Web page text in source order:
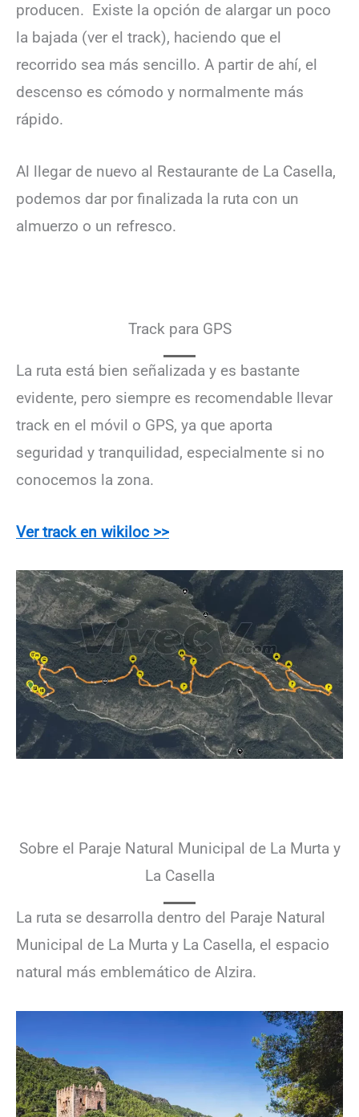
producen. Existe la opción de alargar un poco
la bajada (ver el track), haciendo que el
recorrido sea más sencillo. A partir de ahí, el
descenso es cómodo y normalmente más
rápido.
Al llegar de nuevo al Restaurante de La Casella,
podemos dar por finalizada la ruta con un
almuerzo o un refresco.
Track para GPS
La ruta está bien señalizada y es bastante
evidente, pero siempre es recomendable llevar
track en el móvil o GPS, ya que aporta
seguridad y tranquilidad, especialmente si no
conocemos la zona.
Ver track en wikiloc >>
Sobre el Paraje Natural Municipal de La Murta y
La Casella
La ruta se desarrolla dentro del Paraje Natural
Municipal de La Murta y La Casella, el espacio
natural más emblemático de Alzira.